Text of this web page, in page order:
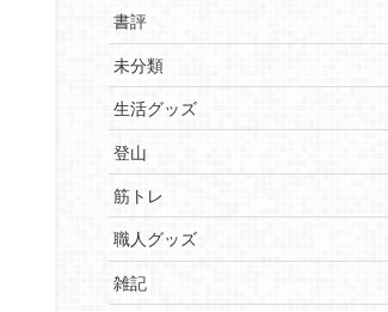
書評
未分類
生活グッズ
登山
筋トレ
職人グッズ
雑記